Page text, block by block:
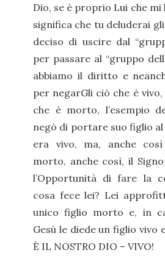
Dio, se è proprio Lui che mi
significa che tu deluderai
deciso di uscire dal
per passare al “gruppo
abbiamo il diritto e
per negarGli ciò che è
che è morto, l’esempio
negò di portare suo figlio
era vivo, ma, anche
morto, anche così, il
l’Opportunità di fare la
cosa fece lei? Lei
unico figlio morto e, in
Gesù le diede un figlio vivo
È IL NOSTRO DIO – VIVO!